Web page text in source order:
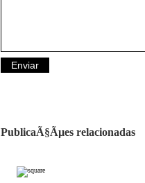
PublicaÃ§Ãµes relacionadas